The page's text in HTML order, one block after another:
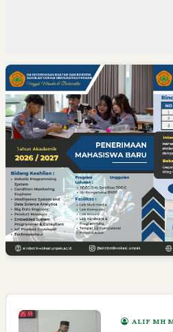
ALIF MH